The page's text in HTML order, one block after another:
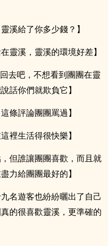
溪給了你多少錢？】
靈溪，靈溪的環境好差】
去吧，不想看到團團在靈
話你們就欺負它】
條評論團團罵過】
裡生活得很快樂】
但誰讓團團喜歡，而且就
力給團團最好的】
名遊客也紛紛曬出了自己
的很喜歡靈溪，更準確的